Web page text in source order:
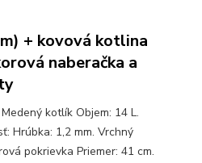
+ kovová kotlina
naberačka a
kotlík Objem: 14 L.
Hrúbka: 1,2 mm. Vrchný
pokrievka Priemer: 41 cm.